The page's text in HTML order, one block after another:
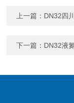
上一篇： DN32四
下一篇： DN32液